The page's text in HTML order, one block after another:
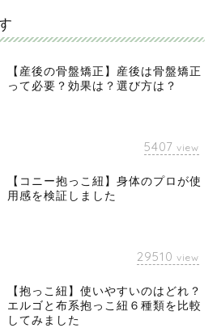
【産後の骨盤矯正】産後は骨盤矯正
って必要？効果は？選び方は？
5407 view
【コニー抱っこ紐】身体のプロが使
用感を検証しました
29510 view
【抱っこ紐】使いやすいのはどれ？
エルゴと布系抱っこ紐６種類を比較
してみました